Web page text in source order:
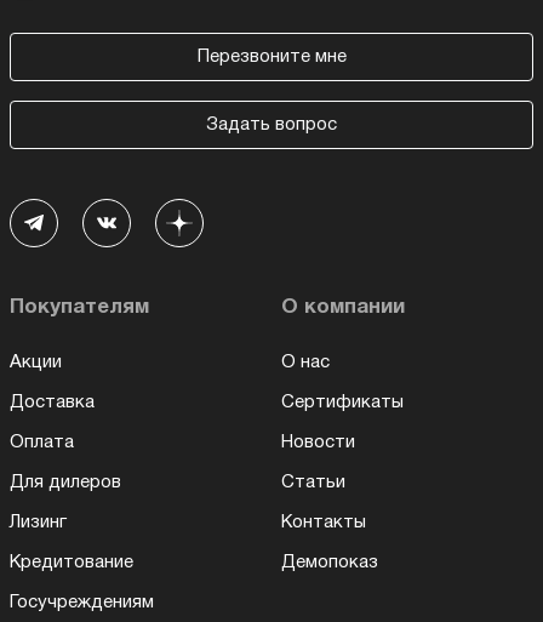
Перезвоните мне
Задать вопрос
Покупателям
Акции
Доставка
Оплата
Для дилеров
Лизинг
Кредитование
Госучреждениям
О компании
О нас
Сертификаты
Новости
Статьи
Контакты
Демопоказ